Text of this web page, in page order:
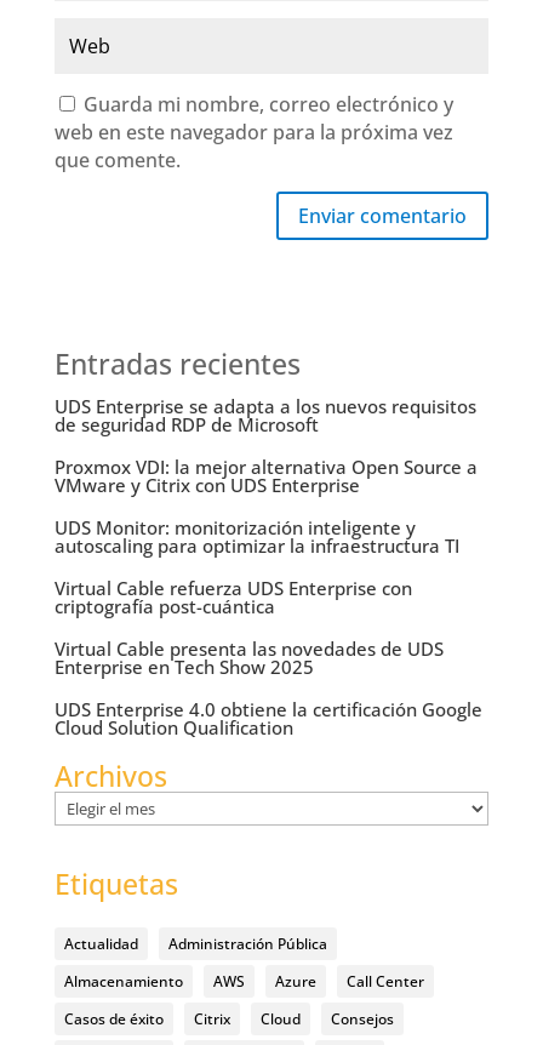
Guarda mi nombre, correo electrónico y
web en este navegador para la próxima vez
que comente.
Enviar comentario
Entradas recientes
UDS Enterprise se adapta a los nuevos requisitos
de seguridad RDP de Microsoft
Proxmox VDI: la mejor alternativa Open Source a
VMware y Citrix con UDS Enterprise
UDS Monitor: monitorización inteligente y
autoscaling para optimizar la infraestructura TI
Virtual Cable refuerza UDS Enterprise con
criptografía post-cuántica
Virtual Cable presenta las novedades de UDS
Enterprise en Tech Show 2025
UDS Enterprise 4.0 obtiene la certificación Google
Cloud Solution Qualification
Archivos
Archivos
Etiquetas
Actualidad
Administración Pública
Almacenamiento
AWS Azure
Call Center
Casos de éxito
Citrix Cloud
Consejos